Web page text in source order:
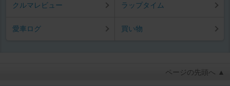
クルマレビュー ラップタイム
愛車ログ 買い物
ページの先頭へ ▲